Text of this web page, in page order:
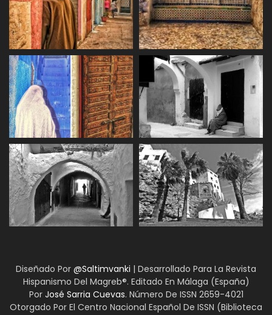
Diseñado Por @Saltimvanki | Desarrollado Para La Revista
Hispanismo Del Magreb®. Editado En Málaga (España)
Por José Sarria Cuevas. Número De ISSN 2659-4021
Otorgado Por El Centro Nacional Español De ISSN (Biblioteca